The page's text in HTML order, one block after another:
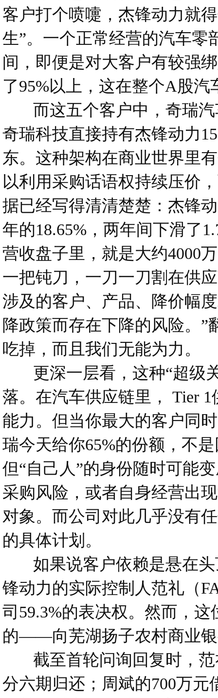
客户打个喷嚏，杰锋动力就
生”。一个正常经营的汽车零
间，即便是对大客户有较强
了95%以上，这在整个A股
而这五个客户中，奇瑞汽
奇瑞科技直接持有杰锋动力
东。这种架构在商业世界里
以利用采购话语权持续压价
据已经写得清清楚楚：杰锋
年的18.65%，两年间下滑了
营收盘子里，就是大约4000
一把钝刀，一刀一刀割在供
涉及的客户、产品、降价幅
降政策而存在下降的风险。
吃掉，而且我们无能为力。
更深一层看，这种“超级关
落。在汽车供应链里， Tier
能力。但当你最大的客户同
瑞今天给你65%的份额，不
但“自己人”的身份随时可能
采购风险，或者自身经营出
对象。而公司对此几乎没有
的具体计划。
如果说客户依赖是悬在头
锋动力的实际控制人范礼（
司59.3%的表决权。然而，
的——向芜湖扬子农村商业银
截至首轮问询回复时，范
分六期归还；周斌的700万元